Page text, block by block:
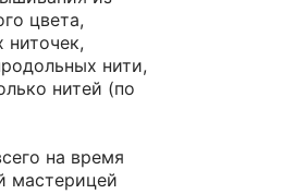
цвета,
нити,
нитей (по
на время
мастерицей